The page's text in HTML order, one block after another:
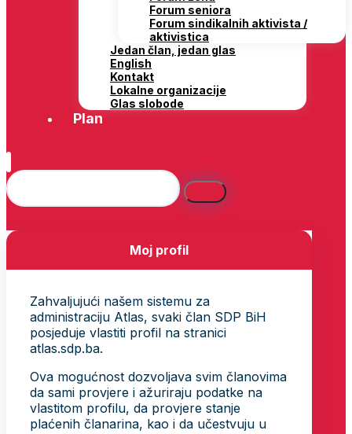
Forum seniora
Forum sindikalnih aktivista /
aktivistica
Jedan član, jedan glas
English
Kontakt
Lokalne organizacije
Glas slobode
Plan
Moj profil
Zahvaljujući našem sistemu za
administraciju Atlas, svaki član SDP BiH
posjeduje vlastiti profil na stranici
atlas.sdp.ba.
Ova mogućnost dozvoljava svim članovima
da sami provjere i ažuriraju podatke na
vlastitom profilu, da provjere stanje
plaćenih članarina, kao i da učestvuju u